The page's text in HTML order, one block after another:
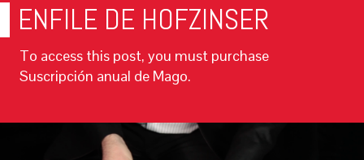
ENFILE DE HOFZINSER
To access this post, you must purchase
Suscripción anual de Mago.